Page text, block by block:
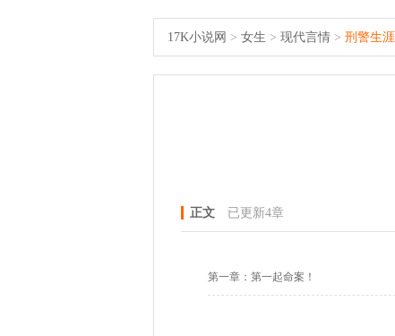
17K小说网 > 女生 > 现代言情 > 刑警生涯
正文 已更新4章
第一章：第一起命案！